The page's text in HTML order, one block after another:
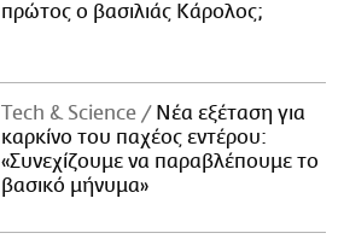
πρώτος ο βασιλιάς Κάρολος;
Τech & Science
Νέα εξέταση για
καρκίνο του παχέος εντέρου:
«Συνεχίζουμε να παραβλέπουμε το
βασικό μήνυμα»